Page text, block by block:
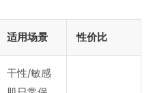
适用场景 性价比
干性/敏感